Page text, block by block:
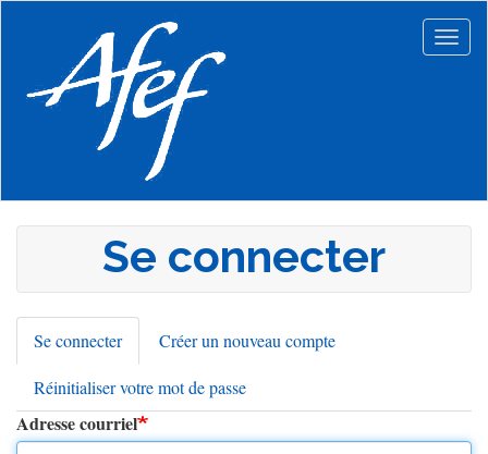
principal
Se connecter
Onglets
principaux
Se connecter(onglet
actif)
Créer un nouveau compte
Réinitialiser votre mot de passe
Adresse courriel